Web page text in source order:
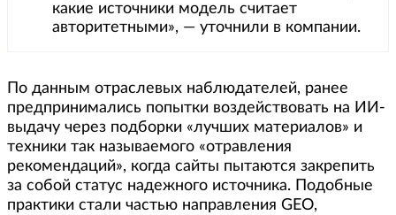
какие источники модель считает
авторитетными», — уточнили в компании.
По данным отраслевых наблюдателей, ранее
предпринимались попытки воздействовать на ИИ-
выдачу через подборки «лучших материалов» и
техники так называемого «отравления
рекомендаций», когда сайты пытаются закрепить
за собой статус надежного источника. Подобные
практики стали частью направления GEO,